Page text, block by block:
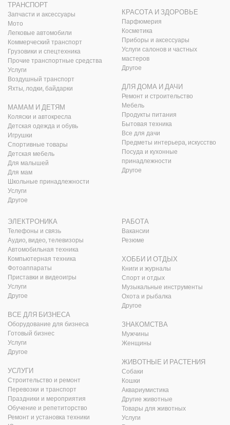
ТРАНСПОРТ
Запчасти и аксессуары
Мото
Легковые автомобили
Коммерческий транспорт
Грузовики и спецтехника
Прочие транспортные средства
Услуги
Воздушный транспорт
Яхты, лодки, байдарки
МАМАМ И ДЕТЯМ
Коляски и автокресла
Детская одежда и обувь
Игрушки
Спортивные товары
Детская мебель
Для малышей
Для мам
Школьные принадлежности
Услуги
Другое
КРАСОТА И ЗДОРОВЬЕ
Парфюмерия
Косметика
Приборы и аксессуары
Услуги салонов и частных
мастеров
Другое
ДЛЯ ДОМА И ДАЧИ
Ремонт и строительство
Мебель
Продукты питания
Бытовая техника
Все для дачи
Предметы интерьера, искусство
Посуда и кухонные
принадлежности
Другое
ЭЛЕКТРОНИКА
Телефоны и связь
Аудио, видео, телевизоры
Автомобильная техника
Компьютерная техника
Фотоаппараты
Приставки и видеоигры
Услуги
Другое
ВСЕ ДЛЯ БИЗНЕСА
Оборудование для бизнеса
Готовый бизнес
Услуги
Другое
УСЛУГИ
Строительство и ремонт
Перевозки и транспорт
Праздники и мероприятия
Обучение и репетиторство
Ремонт и установка техники
РАБОТА
Вакансии
Резюме
ХОББИ И ОТДЫХ
Книги и журналы
Спорт и отдых
Музыкальные инструменты
Охота и рыбалка
Другое
ЗНАКОМСТВА
Мужчины
Женщины
ЖИВОТНЫЕ И РАСТЕНИЯ
Собаки
Кошки
Аквариумистика
Другие животные
Товары для животных
Услуги